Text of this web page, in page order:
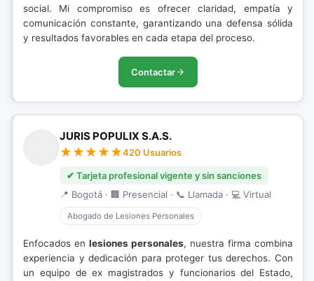
social. Mi compromiso es ofrecer claridad, empatía y
comunicación constante, garantizando una defensa sólida
y resultados favorables en cada etapa del proceso.
Contactar
JURIS POPULIX S.A.S.
420 Usuarios
✔ Tarjeta profesional vigente y sin sanciones
📍 Bogotá · 🏢 Presencial · 📞 Llamada · 💻 Virtual
Abogado de Lesiones Personales
Enfocados en lesiones personales, nuestra firma combina
experiencia y dedicación para proteger tus derechos. Con
un equipo de ex magistrados y funcionarios del Estado,